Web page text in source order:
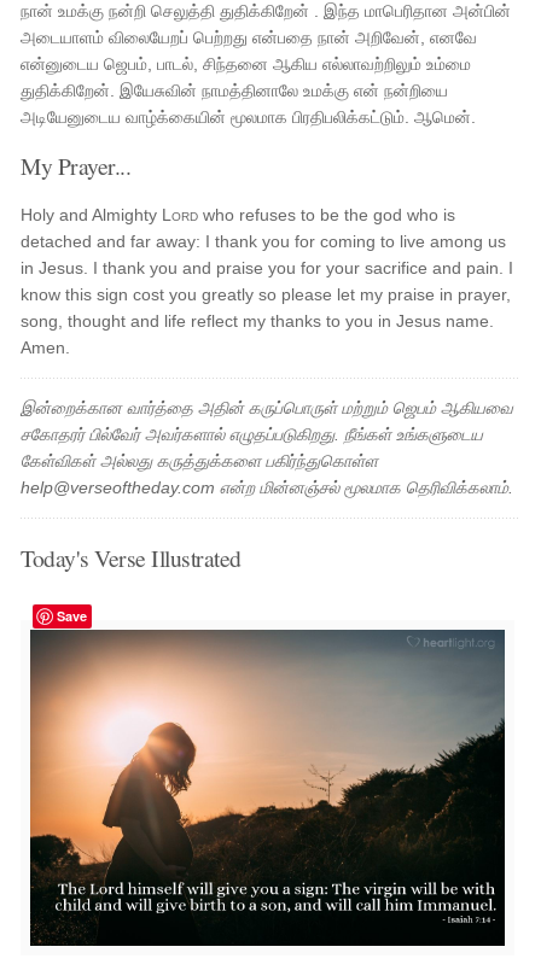
நான் உமக்கு நன்றி செலுத்தி துதிக்கிறேன் . இந்த மாபெரிதான அன்பின்
அடையாளம் விலையேறப் பெற்றது என்பதை நான் அறிவேன், எனவே
என்னுடைய ஜெபம், பாடல், சிந்தனை ஆகிய எல்லாவற்றிலும் உம்மை
துதிக்கிறேன். இயேசுவின் நாமத்தினாலே உமக்கு என் நன்றியை
அடியேனுடைய வாழ்க்கையின் மூலமாக பிரதிபலிக்கட்டும். ஆமென்.
My Prayer...
Holy and Almighty Lord who refuses to be the god who is
detached and far away: I thank you for coming to live among us
in Jesus. I thank you and praise you for your sacrifice and pain. I
know this sign cost you greatly so please let my praise in prayer,
song, thought and life reflect my thanks to you in Jesus name.
Amen.
இன்றைக்கான வார்த்தை அதின் கருப்பொருள் மற்றும் ஜெபம் ஆகியவை
சகோதரர் பில்வேர் அவர்களால் எழுதப்படுகிறது. நீங்கள் உங்களுடைய
கேள்விகள் அல்லது கருத்துக்களை பகிர்ந்துகொள்ள
help@verseoftheday.com என்ற மின்னஞ்சல் மூலமாக தெரிவிக்கலாம்.
Today's Verse Illustrated
Save